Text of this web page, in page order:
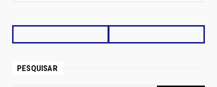
PESQUISAR